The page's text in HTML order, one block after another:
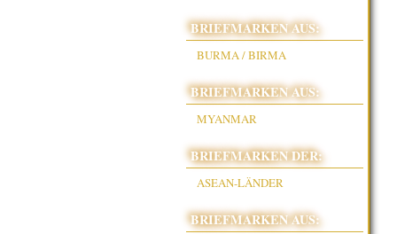
BRIEFMARKEN AUS:
BURMA / BIRMA
BRIEFMARKEN AUS:
MYANMAR
BRIEFMARKEN DER:
ASEAN-LÄNDER
BRIEFMARKEN AUS: